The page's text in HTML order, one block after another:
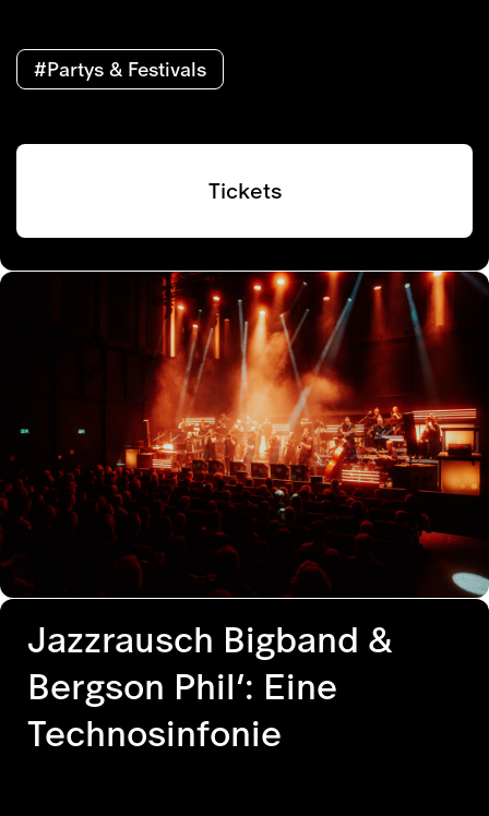
#Partys & Festivals
Tickets
Jazzrausch Bigband &
Bergson Phil’: Eine
Technosinfonie